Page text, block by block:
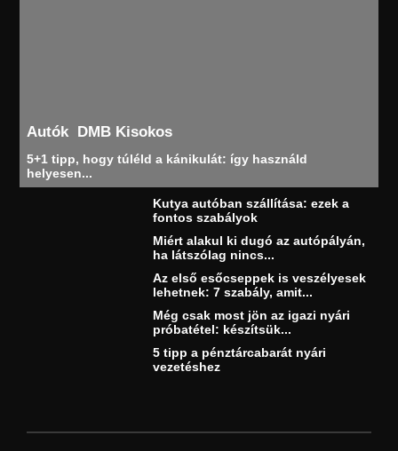
Autók DMB Kisokos
5+1 tipp, hogy túléld a kánikulát: így használd
helyesen...
Kutya autóban szállítása: ezek a
fontos szabályok
Miért alakul ki dugó az autópályán,
ha látszólag nincs...
Az első esőcseppek is veszélyesek
lehetnek: 7 szabály, amit...
Még csak most jön az igazi nyári
próbatétel: készítsük...
5 tipp a pénztárcabarát nyári
vezetéshez